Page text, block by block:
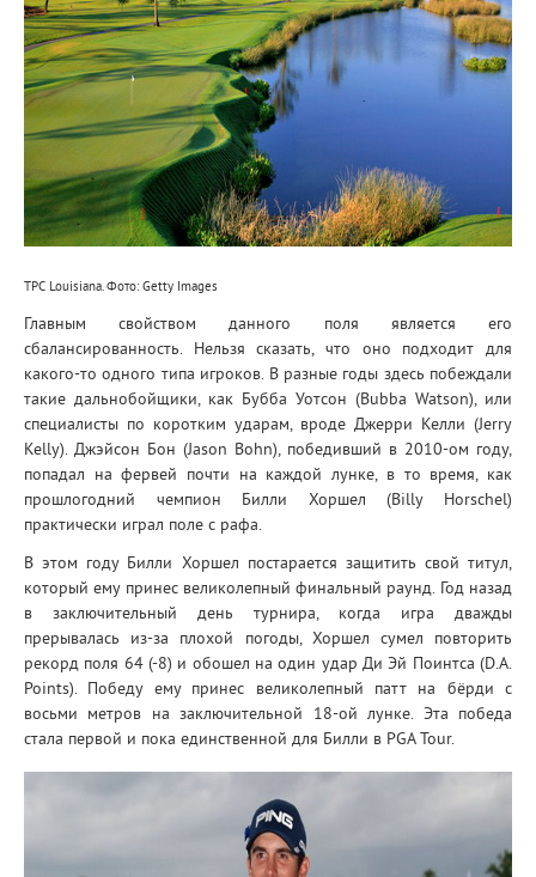
TPC Louisiana. Фото: Getty Images
Главным свойством данного поля является его
сбалансированность. Нельзя сказать, что оно подходит для
какого-то одного типа игроков. В разные годы здесь побеждали
такие дальнобойщики, как Бубба Уотсон (Bubba Watson), или
специалисты по коротким ударам, вроде Джерри Келли (Jerry
Kelly). Джэйсон Бон (Jason Bohn), победивший в 2010-ом году,
попадал на фервей почти на каждой лунке, в то время, как
прошлогодний чемпион Билли Хоршел (Billy Horschel)
практически играл поле с рафа.
В этом году Билли Хоршел постарается защитить свой титул,
который ему принес великолепный финальный раунд. Год назад
в заключительный день турнира, когда игра дважды
прерывалась из-за плохой погоды, Хоршел сумел повторить
рекорд поля 64 (-8) и обошел на один удар Ди Эй Поинтса (D.A.
Points). Победу ему принес великолепный патт на бёрди с
восьми метров на заключительной 18-ой лунке. Эта победа
стала первой и пока единственной для Билли в PGA Tour.